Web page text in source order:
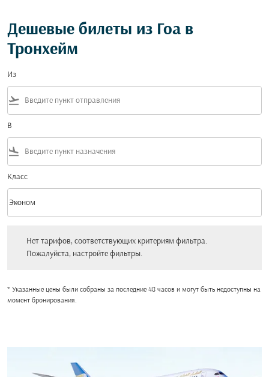
Дешевые билеты из Гоа в
Тронхейм
Из
flight_takeoff
В
flight_land
Класс
Класс option Эконом Selected
Эконом
keyboard_arrow_down
Нет тарифов, соответствующих критериям фильтра.
Пожалуйста, настройте фильтры.
* Указанные цены были собраны за последние 48 часов и могут быть недоступны на
момент бронирования.